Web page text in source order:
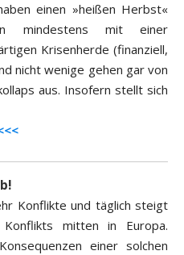
einen »heißen Herbst«
mindestens mit einer
Krisenherde (finanziell,
nicht wenige gehen gar von
aus. Insofern stellt sich
Konflikte und täglich steigt
mitten in Europa.
einer solchen